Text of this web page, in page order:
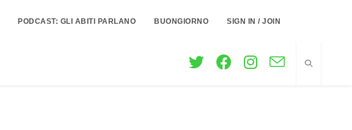
PODCAST: GLI ABITI PARLANO BUONGIORNO SIGN IN / JOIN